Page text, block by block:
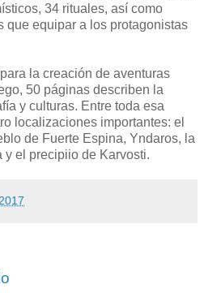
34 rituales, así como
que equipar a los protagonistas
la creación de aventuras
50 páginas describen la
y culturas. Entre toda esa
localizaciones importantes: el
de Fuerte Espina, Yndaros, la
y el precipiio de Karvosti.